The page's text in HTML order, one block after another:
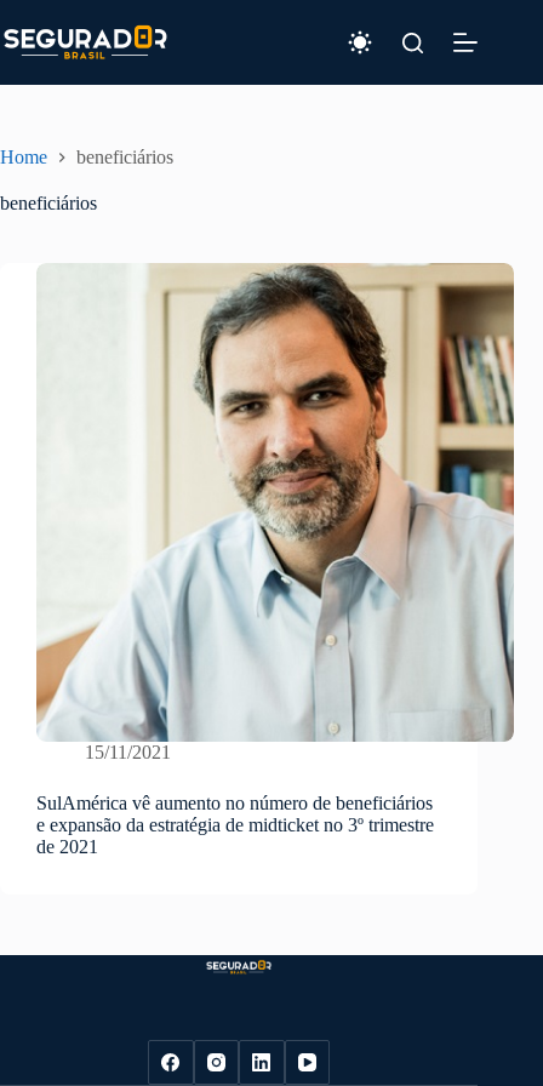
para
o
Home beneficiários
beneficiários
15/11/2021
SulAmérica vê aumento no número de beneficiários
e expansão da estratégia de midticket no 3º trimestre
de 2021